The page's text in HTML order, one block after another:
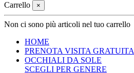
Carrello
×
Non ci sono più articoli nel tuo carrello
HOME
PRENOTA VISITA GRATUITA
OCCHIALI DA SOLE
SCEGLI PER GENERE